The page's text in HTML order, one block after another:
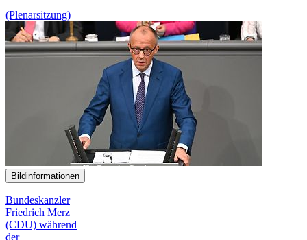
(Plenarsitzung)
Bildinformationen
Bundeskanzler
Friedrich Merz
(CDU) während
der